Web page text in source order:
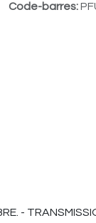
Code-barres:
-